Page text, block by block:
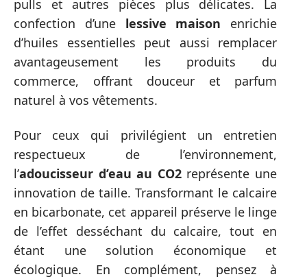
pulls et autres pièces plus délicates. La
confection d’une lessive maison enrichie
d’huiles essentielles peut aussi remplacer
avantageusement les produits du
commerce, offrant douceur et parfum
naturel à vos vêtements.
Pour ceux qui privilégient un entretien
respectueux de l’environnement,
l’adoucisseur d’eau au CO2représente une
innovation de taille. Transformant le calcaire
en bicarbonate, cet appareil préserve le linge
de l’effet desséchant du calcaire, tout en
étant une solution économique et
écologique. En complément, pensez à